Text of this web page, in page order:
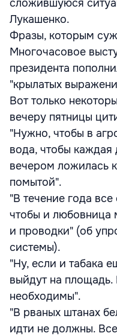
сложившуюся
Лукашенко.
Фразы, которым
Многочасовое
президента
"крылатых
Вот только
вечеру пятницы
"Нужно, чтобы в
вода, чтобы каждая
вечером ложилась
помытой".
"В течение года
чтобы и любовница
и проводки" (об
системы).
"Ну, если и табака
выйдут на площадь.
необходимы".
"В рваных штанах
идти не должны.